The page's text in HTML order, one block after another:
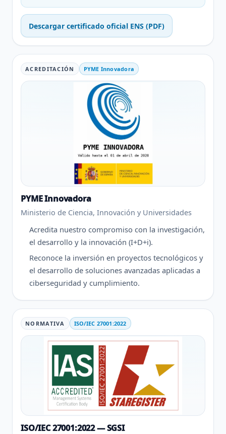
Descargar certificado oficial ENS (PDF)
ACREDITACIÓN PYME Innovadora
PYME Innovadora
Ministerio de Ciencia, Innovación y Universidades
Acredita nuestro compromiso con la investigación,
el desarrollo y la innovación (I+D+i).
Reconoce la inversión en proyectos tecnológicos y
el desarrollo de soluciones avanzadas aplicadas a
ciberseguridad y cumplimiento.
NORMATIVA ISO/IEC 27001:2022
ISO/IEC 27001:2022 — SGSI